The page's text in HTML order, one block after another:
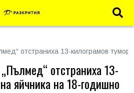
отстраниха 13-килограмов
отстраниха 13-
яйчника на 18-годишно